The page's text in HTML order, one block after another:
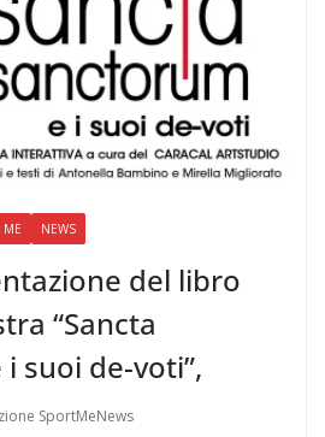
ME NEWS
del libro
“Sancta
suoi de-voti”,
SportMeNews